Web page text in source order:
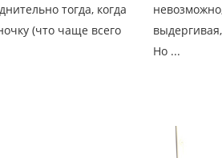
тогда, когда
(что чаще всего
Но ...